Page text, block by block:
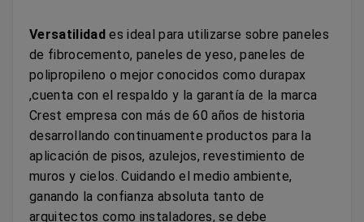
Versatilidad es ideal para utilizarse sobre paneles
de fibrocemento, paneles de yeso, paneles de
polipropileno o mejor conocidos como durapax
,cuenta con el respaldo y la garantía de la marca
Crest empresa con más de 60 años de historia
desarrollando continuamente productos para la
aplicación de pisos, azulejos, revestimiento de
muros y cielos. Cuidando el medio ambiente,
ganando la confianza absoluta tanto de
arquitectos como instaladores, se debe